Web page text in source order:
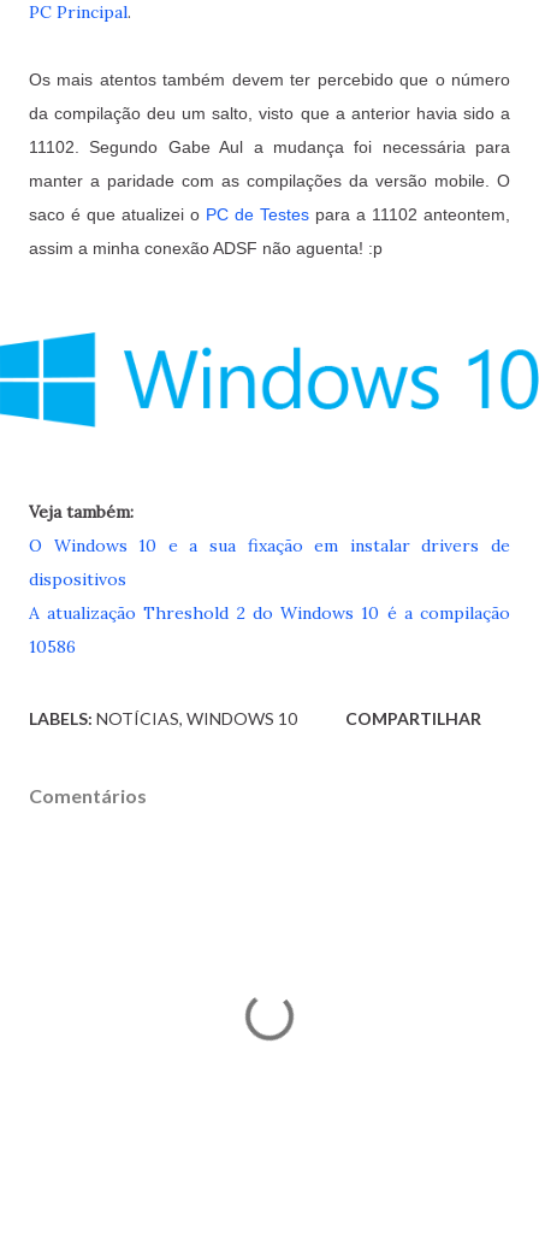
PC Principal.
Os mais atentos também devem ter percebido que o número
da compilação deu um salto, visto que a anterior havia sido a
11102. Segundo Gabe Aul a mudança foi necessária para
manter a paridade com as compilações da versão mobile. O
saco é que atualizei o PC de Testes para a 11102 anteontem,
assim a minha conexão ADSF não aguenta! :p
Veja também:
O Windows 10 e a sua fixação em instalar drivers de
dispositivos
A atualização Threshold 2 do Windows 10 é a compilação
10586
LABELS: NOTÍCIAS WINDOWS 10 COMPARTILHAR
Comentários